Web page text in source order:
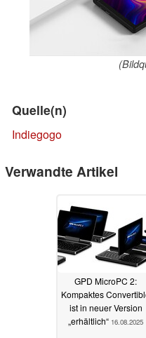
Quelle(n)
Indiegogo
Verwandte Artikel
GPD MicroPC 2:
Kompaktes
ist in neuer Version
„erhältlich“ 16.08.2025